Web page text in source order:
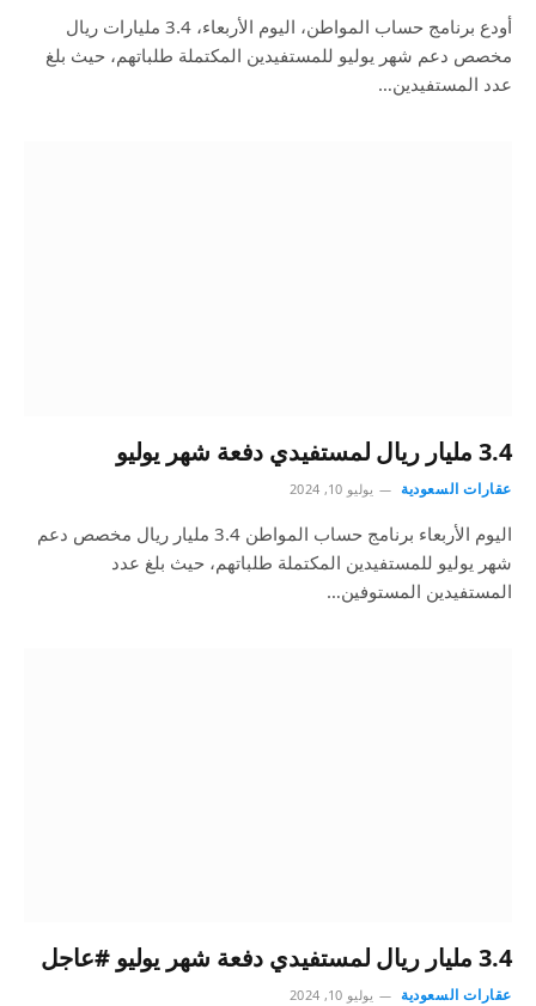
أودع برنامج حساب المواطن، اليوم الأربعاء، 3.4 مليارات ريال
مخصص دعم شهر يوليو للمستفيدين المكتملة طلباتهم، حيث بلغ
عدد المستفيدين…
3.4 مليار ريال لمستفيدي دفعة شهر يوليو
عقارات السعودية يوليو 10, 2024
اليوم الأربعاء برنامج حساب المواطن 3.4 مليار ريال مخصص دعم
شهر يوليو للمستفيدين المكتملة طلباتهم، حيث بلغ عدد
المستفيدين المستوفين…
3.4 مليار ريال لمستفيدي دفعة شهر يوليو #عاجل
عقارات السعودية يوليو 10, 2024